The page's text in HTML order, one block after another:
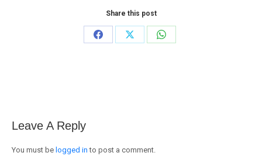
Share this post
Share
Share
Share
Leave A Reply
You must be logged in to post a comment.